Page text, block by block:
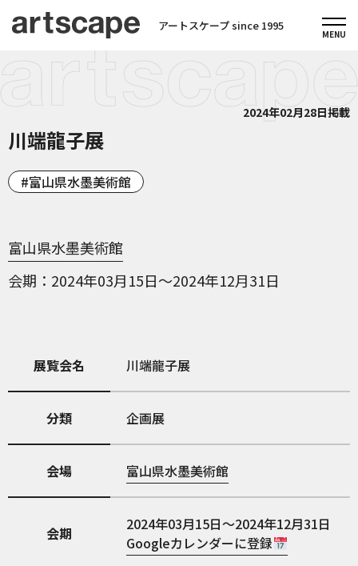
アートスケープ since 1995
2024年02月28日掲載
川端龍子展
富山県水墨美術館
富山県水墨美術館
会期
2024年03月15日～2024年12月31日
展覧会名 川端龍子展
分類 企画展
会場 富山県水墨美術館
会期
2024年03月15日～2024年12月31日
Googleカレンダーに登録